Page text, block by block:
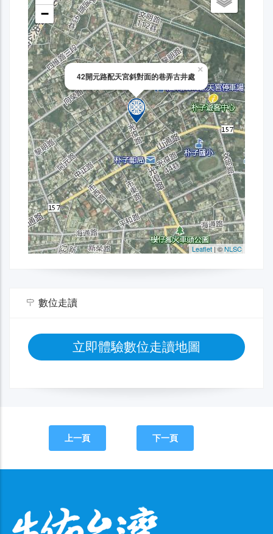
數位走讀
立即體驗數位走讀地圖
上一頁 下一頁